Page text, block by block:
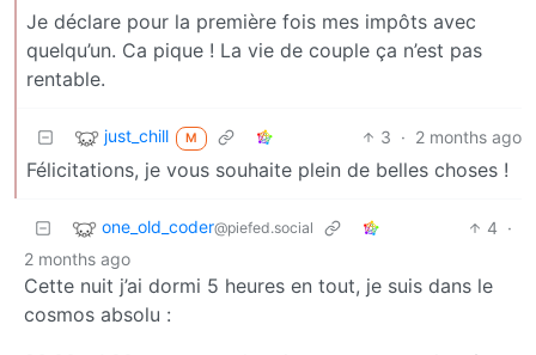
Je déclare pour la première fois mes impôts avec
quelqu’un. Ca pique ! La vie de couple ça n’est pas
rentable.
just_chill M 3 · 2 months ago
Félicitations, je vous souhaite plein de belles choses !
one_old_coder@piefed.social 4 ·
2 months ago
Cette nuit j’ai dormi 5 heures en tout, je suis dans le
cosmos absolu :